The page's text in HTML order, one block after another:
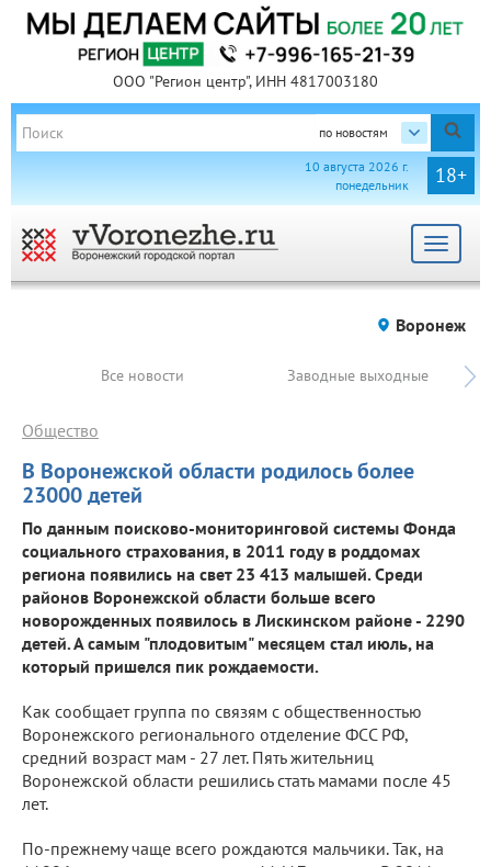
ООО "Регион центр", ИНН 4817003180
по новостям
18+
10 августа 2026 г.
понедельник
Toggle
Воронеж
Все новости Заводные выходные
В Воронежской области родилось более
23000 детей
Общество
По данным поисково-мониторинговой системы Фонда
социального страхования, в 2011 году в роддомах
региона появились на свет 23 413 малышей. Среди
районов Воронежской области больше всего
новорожденных появилось в Лискинском районе - 2290
детей. А самым "плодовитым" месяцем стал июль, на
который пришелся пик рождаемости.
Как сообщает группа по связям с общественностью
Воронежского регионального отделение ФСС РФ,
средний возраст мам - 27 лет. Пять жительниц
Воронежской области решились стать мамами после 45
лет.
По-прежнему чаще всего рождаются мальчики. Так, на